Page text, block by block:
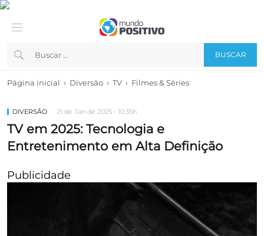
BUSCAR
Página inicial › Diversão › TV › Filmes & Séries
DIVERSÃO 21 de Jan de 2025 - 10:35h
TV em 2025: Tecnologia e
Entretenimento em Alta Definição
Publicidade